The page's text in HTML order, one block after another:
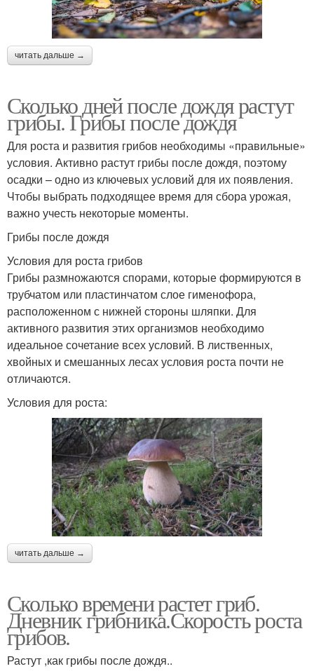
читать дальше →
Сколько дней после дождя растут
грибы. Грибы после дождя
Для роста и развития грибов необходимы «правильные»
условия. Активно растут грибы после дождя, поэтому
осадки – одно из ключевых условий для их появления.
Чтобы выбрать подходящее время для сбора урожая,
важно учесть некоторые моменты.
Грибы после дождя
Условия для роста грибов
Грибы размножаются спорами, которые формируются в
трубчатом или пластинчатом слое гименофора,
расположенном с нижней стороны шляпки. Для
активного развития этих организмов необходимо
идеальное сочетание всех условий. В лиственных,
хвойных и смешанных лесах условия роста почти не
отличаются.
Условия для роста:
читать дальше →
Сколько времени растет гриб.
Дневник грибника.Скорость роста
грибов.
Растут ,как грибы после дождя..